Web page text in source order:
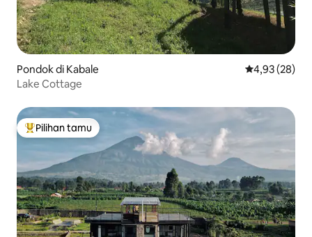
Pondok di Kabale Nilai rata-rata
4,93 (28)
Lake Cottage
Pilihan tamu terpopuler
Pilihan tamu